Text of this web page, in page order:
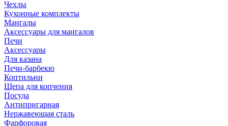
Чехлы
Кухонные комплекты
Мангалы
Аксессуары для мангалов
Печи
Аксессуары
Для казана
Печи-барбекю
Коптильни
Щепа для копчения
Посуда
Антипригарная
Нержавеющая сталь
Фарфоровая